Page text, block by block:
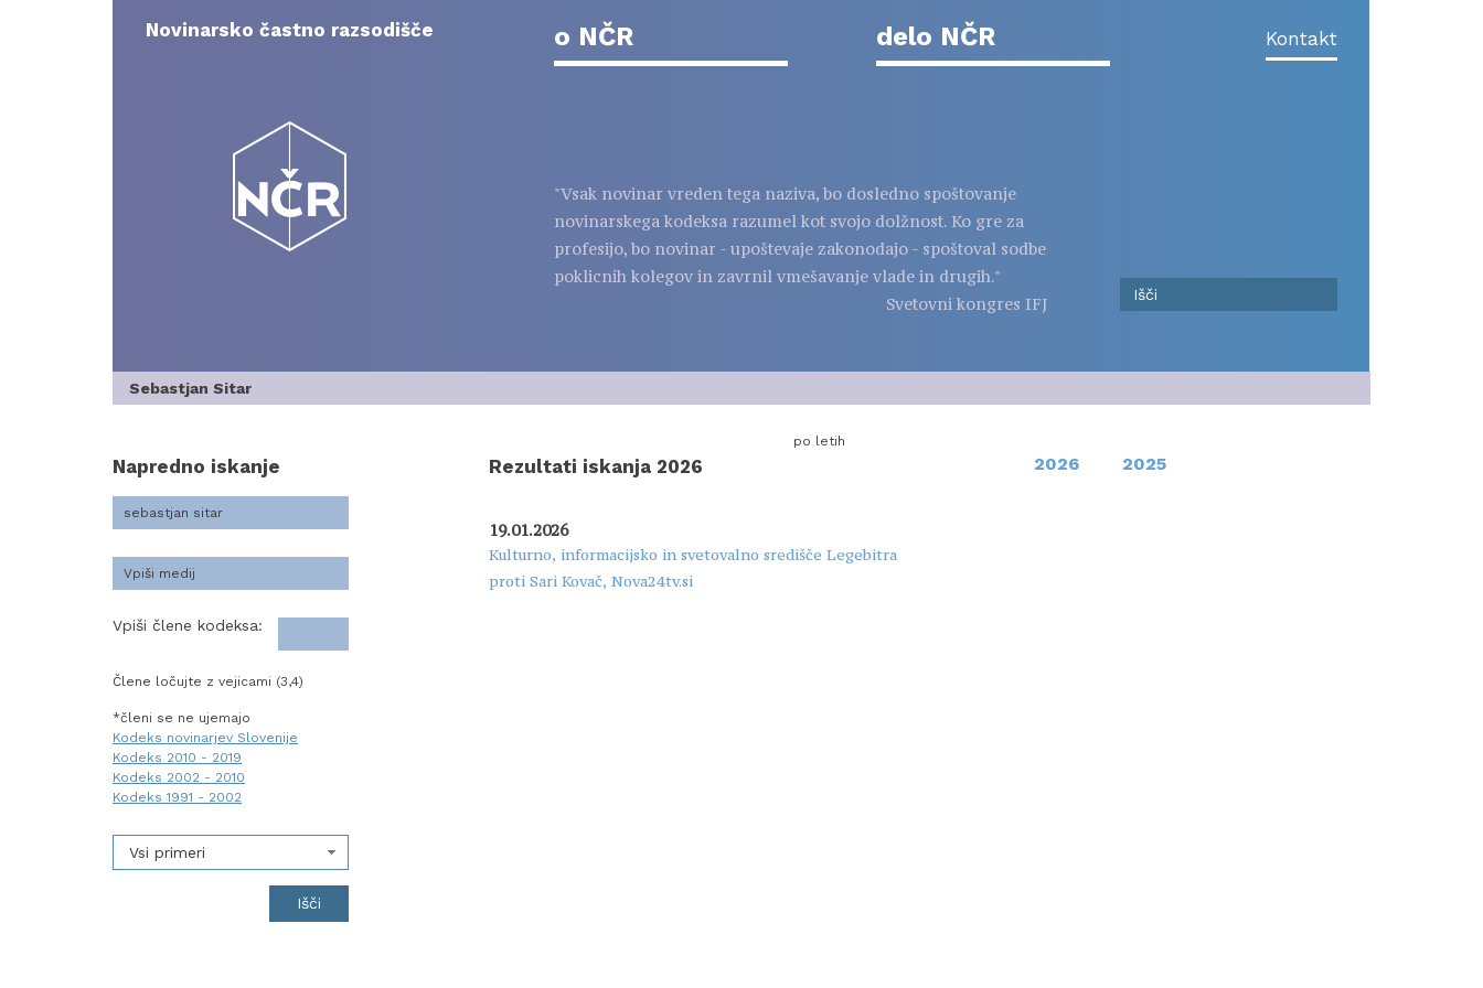
contentNovinarsko častno razsodišče o NČR delo NČR Kontakt
"Vsak novinar vreden tega naziva, bo dosledno spoštovanje
novinarskega kodeksa razumel kot svojo dolžnost. Ko gre za
profesijo, bo novinar - upoštevaje zakonodajo - spoštoval sodbe
poklicnih kolegov in zavrnil vmešavanje vlade in drugih."
Svetovni kongres IFJ
Sebastjan Sitar
Napredno iskanje
Vpiši člene kodeksa:
Člene ločujte z vejicami (3,4)
*členi se ne ujemajo
Kodeks novinarjev Slovenije
Kodeks 2010 - 2019
Kodeks 2002 - 2010
Kodeks 1991 - 2002
Vsi primeri
Rezultati iskanja 2026
po letih
2026 2025
19.01.2026
Kulturno, informacijsko in svetovalno središče Legebitra
proti Sari Kovač, Nova24tv.si